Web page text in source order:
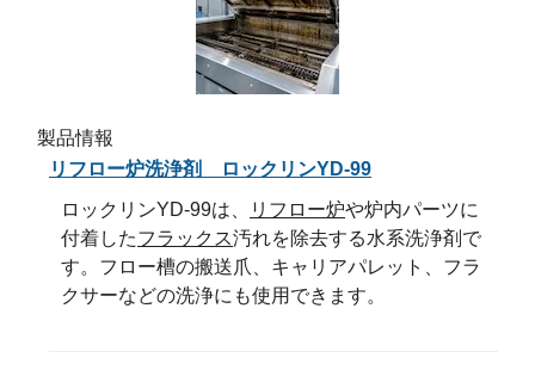
製品情報
リフロー炉洗浄剤 ロックリンYD-99
ロックリンYD-99は、
リフロー炉や炉内パーツに
付着したフラックス汚れを除去する水系洗浄剤で
す。フロー槽の搬送爪、キャリアパレット、フラ
クサーなどの洗浄にも使用できます。